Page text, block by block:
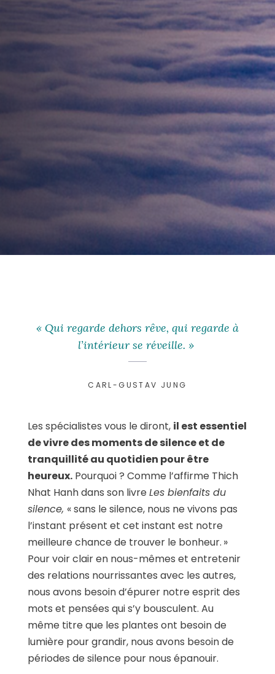
l’inaction sur la
psychologique
Clinique de Psychologie Québec
« Qui regarde dehors rêve, qui regarde à
l’intérieur se réveille. »
CARL-GUSTAV JUNG
Les spécialistes vous le diront, il est essentiel
de vivre des moments de silence et de
tranquillité au quotidien pour être
heureux. Pourquoi ? Comme l’affirme Thich
Nhat Hanh dans son livreLes bienfaits du
silence, « sans le silence, nous ne vivons pas
l’instant présent et cet instant est notre
meilleure chance de trouver le bonheur. »
Pour voir clair en nous-mêmes et entretenir
des relations nourrissantes avec les autres,
nous avons besoin d’épurer notre esprit des
mots et pensées qui s’y bousculent. Au
même titre que les plantes ont besoin de
lumière pour grandir, nous avons besoin de
périodes de silence pour nous épanouir.